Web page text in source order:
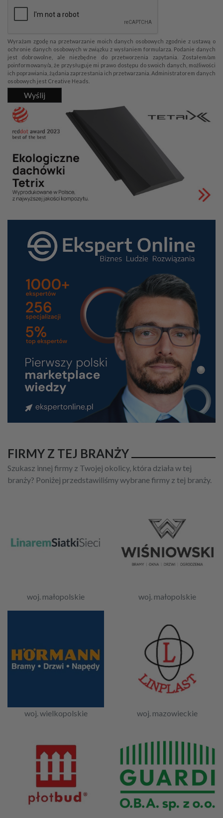
Wyrażam zgodę na przetwarzanie moich danych osobowych zgodnie z ustawą o
ochronie danych osobowych w związku z wysłaniem formularza. Podanie danych
jest dobrowolne, ale niezbędne do przetworzenia zapytania. Zostałem/am
poinformowany/a, że przysługuje mi prawo dostępu do swoich danych, możliwości
ich poprawiania, żądania zaprzestania ich przetwarzania. Administratorem danych
osobowych jest Creative Heads.
Wyślij
FIRMY Z TEJ BRANŻY
Szukasz innej firmy z Twojej okolicy, która działa w tej
branży? Poniżej przedstawiliśmy wybrane firmy z tej branży.
woj. małopolskie woj. małopolskie
woj. wielkopolskie woj. mazowieckie